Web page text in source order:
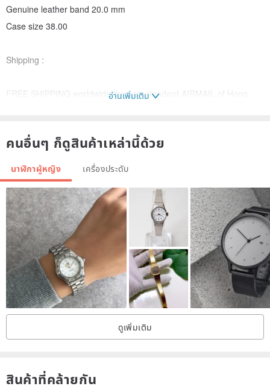
Genuine leather band 20.0 mm
Case size 38.00
Shipping :
FREE SHIPPING worldwide through standard AIRMAIL of Hong
envío gratis Kostenloser Versand Livraison gratuite
Contact :
Feel free to contact me if you have any question or concerns.
Happy shopping and thanks for looking! :)
อ่านเพิ่มเติม
คนอื่นๆ ก็ดูสินค้าเหล่านี้ด้วย
นาฬิกาผู้หญิง เครื่องประดับ
ดูเพิ่มเติม
สินค้าที่คล้ายกัน